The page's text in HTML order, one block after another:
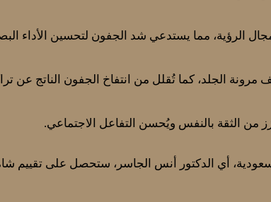
الرؤية، مما يستدعي شد الجفون لتحسين الأداء
مرونة الجلد، كما تُقلل من انتفاخ الجفون الناتج عن
من الثقة بالنفس ويُحسن التفاعل الاجتماعي.
أي الدكتور أنس الجاسر، ستحصل على تقييم